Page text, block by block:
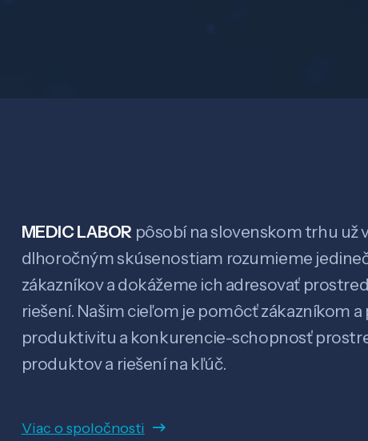
MEDIC LABOR pôsobí na slovenskom trhu už
dlhoročným skúsenostiam rozumieme
zákazníkov a dokážeme ich adresovať
riešení. Našim cieľom je pomôcť zákazníkom
produktivitu a konkurencie-schopnosť
produktov a riešení na kľúč.
Viac o spoločnosti